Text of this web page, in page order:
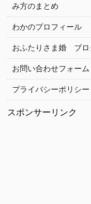
み方のまとめ
わかのプロフィール
おふたりさま婚 ブロ
お問い合わせフォーム
プライバシーポリシー
スポンサーリンク